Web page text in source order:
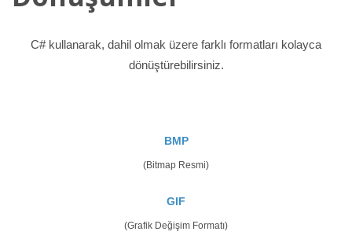
C# kullanarak, dahil olmak üzere farklı formatları kolayca
dönüştürebilirsiniz.
BMP
(Bitmap Resmi)
GIF
(Grafik Değişim Formatı)